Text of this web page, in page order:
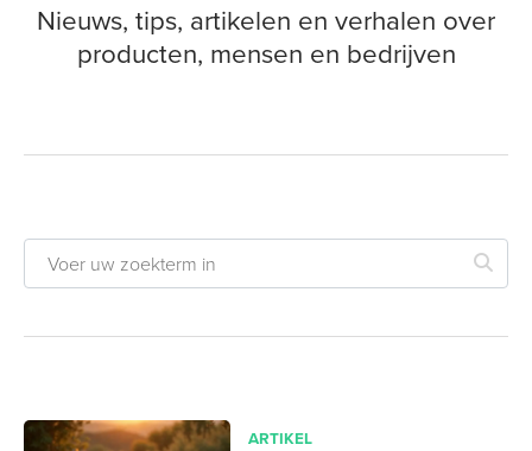
Nieuws, tips, artikelen en verhalen over
producten, mensen en bedrijven
ARTIKEL